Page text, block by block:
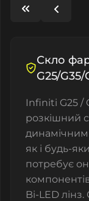
Скло
G25/G35/
Infiniti G25 /
розкішний
динамічним
як і будь-
потребує
Bi-LED лінз.